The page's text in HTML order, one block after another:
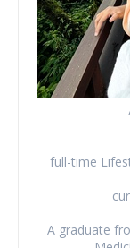
full-time
A graduate